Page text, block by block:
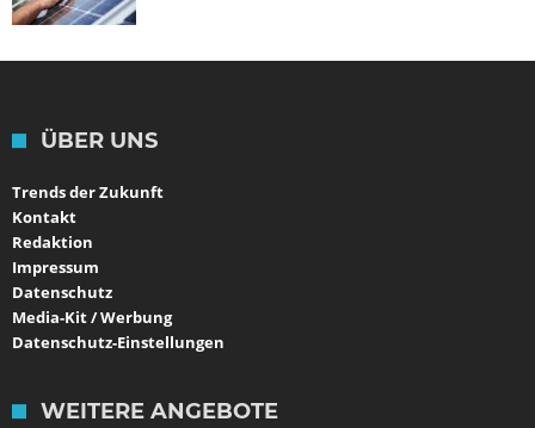
ÜBER UNS
Trends der Zukunft
Kontakt
Redaktion
Impressum
Datenschutz
Media-Kit / Werbung
Datenschutz-Einstellungen
WEITERE ANGEBOTE